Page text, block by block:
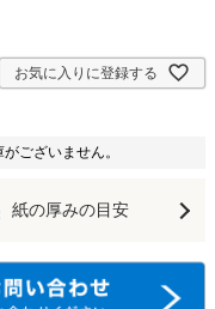
お気に入りに登録する
ございません。
紙の厚みの目安